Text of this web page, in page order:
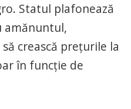
Statul plafonează
amănuntul,
crească prețurile la
în funcție de